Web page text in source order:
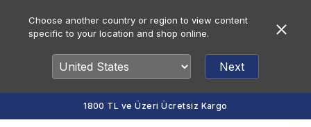
Choose another country or region to view content
specific to your location and shop online.
Next
1800 TL ve Üzeri Ücretsiz Kargo